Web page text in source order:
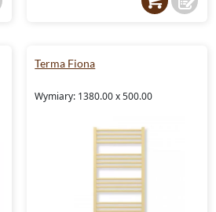
Terma Fiona
Wymiary: 1380.00 x 500.00